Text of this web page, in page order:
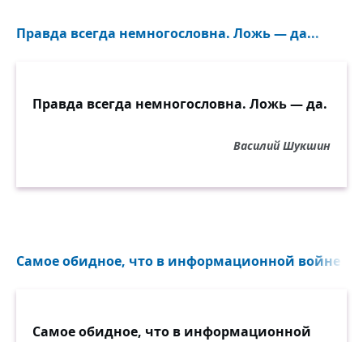
Правда всегда немногословна. Ложь — да...
Правда всегда немногословна. Ложь — да.
Василий Шукшин
Самое обидное, что в информационной войне
Самое обидное, что в информационной